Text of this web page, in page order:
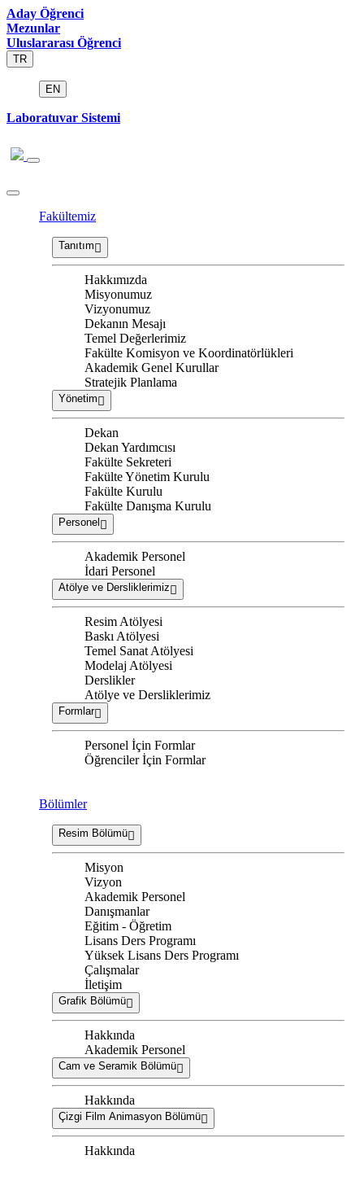
Aday Öğrenci
Mezunlar
Uluslararası Öğrenci
TR
EN
Laboratuvar Sistemi
Fakültemiz
Tanıtım
Hakkımızda
Misyonumuz
Vizyonumuz
Dekanın Mesajı
Temel Değerlerimiz
Fakülte Komisyon ve Koordinatörlükleri
Akademik Genel Kurullar
Stratejik Planlama
Yönetim
Dekan
Dekan Yardımcısı
Fakülte Sekreteri
Fakülte Yönetim Kurulu
Fakülte Kurulu
Fakülte Danışma Kurulu
Personel
Akademik Personel
İdari Personel
Atölye ve Dersliklerimiz
Resim Atölyesi
Baskı Atölyesi
Temel Sanat Atölyesi
Modelaj Atölyesi
Derslikler
Atölye ve Dersliklerimiz
Formlar
Personel İçin Formlar
Öğrenciler İçin Formlar
Bölümler
Resim Bölümü
Misyon
Vizyon
Akademik Personel
Danışmanlar
Eğitim - Öğretim
Lisans Ders Programı
Yüksek Lisans Ders Programı
Çalışmalar
İletişim
Grafik Bölümü
Hakkında
Akademik Personel
Cam ve Seramik Bölümü
Hakkında
Çizgi Film Animasyon Bölümü
Hakkında